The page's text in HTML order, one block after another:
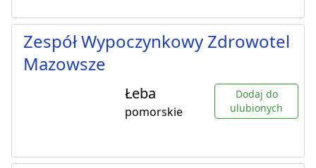
Zespół Wypoczynkowy Zdrowotel
Mazowsze
Łeba
pomorskie
Dodaj do
ulubionych